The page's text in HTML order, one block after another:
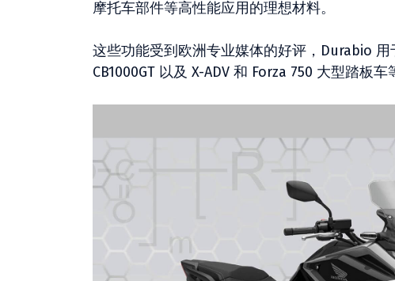
摩托车部件等高性能应用的理想材料。
这些功能受到欧洲专业媒体的好评，Durabio 用
CB1000GT 以及 X-ADV 和 Forza 750 大型踏板车